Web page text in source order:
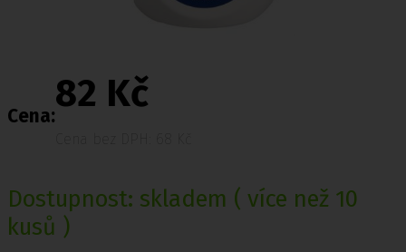
Cena:
82 Kč
Dostupnost: skladem ( více než 10
kusů )